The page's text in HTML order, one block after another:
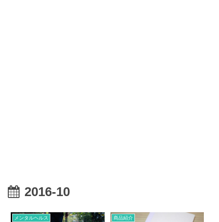
2016-10
メンタルヘルス 商品紹介